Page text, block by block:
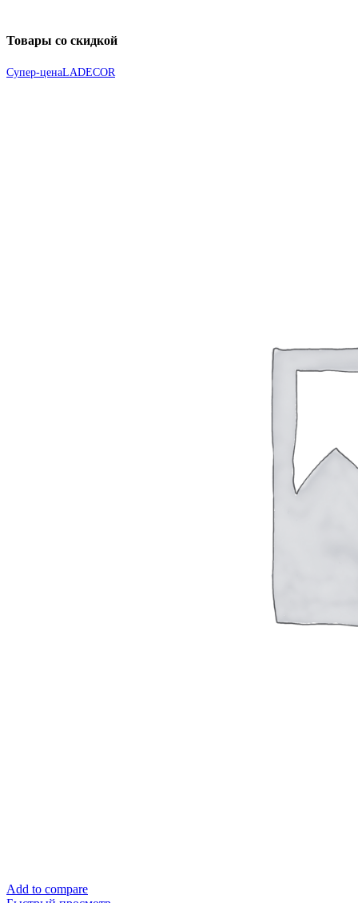
Товары со скидкой
Супер-ценаLADECOR
Add to compare